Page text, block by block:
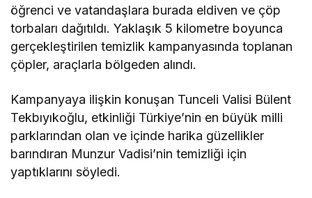
öğrenci ve vatandaşlara burada eldiven ve çöp
torbaları dağıtıldı. Yaklaşık 5 kilometre boyunca
gerçekleştirilen temizlik kampanyasında toplanan
çöpler, araçlarla bölgeden alındı.
Kampanyaya ilişkin konuşan Tunceli Valisi Bülent
Tekbıyıkoğlu, etkinliği Türkiye’nin en büyük milli
parklarından olan ve içinde harika güzellikler
barındıran Munzur Vadisi’nin temizliği için
yaptıklarını söyledi.